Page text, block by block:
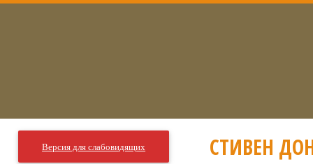
СТИВЕН
Версия для слабовидящих